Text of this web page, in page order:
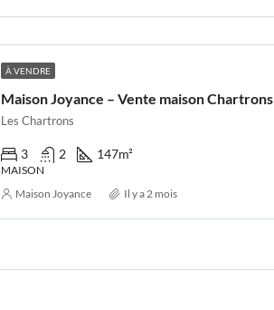
À VENDRE
Maison Joyance – Vente maison Chartrons
Les Chartrons
3 2 147m²
MAISON
Maison Joyance Il y a 2 mois